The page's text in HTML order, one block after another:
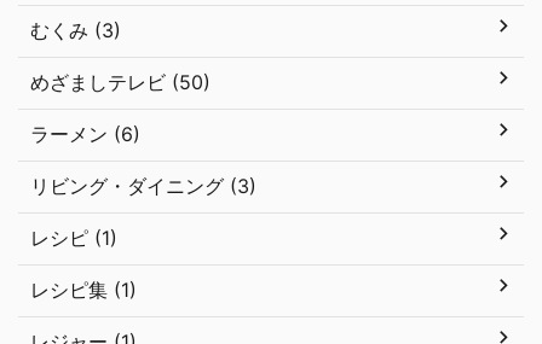
むくみ (3)
めざましテレビ (50)
ラーメン (6)
リビング・ダイニング (3)
レシピ (1)
レシピ集 (1)